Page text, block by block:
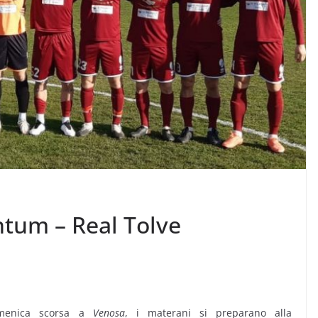
– Real Tolve
scorsa a Venosa, i materani si preparano alla